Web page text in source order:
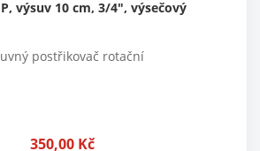
výsuv 10 cm, 3/4", výsečový
postřikovač rotační
350,00 Kč